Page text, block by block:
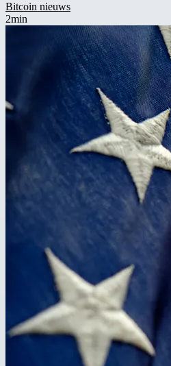
Bitcoin nieuws
2min